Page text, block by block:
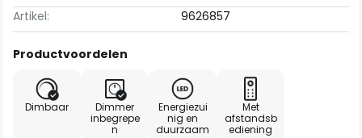
Artikel:
9626857
Productvoordelen
Dimbaar
Dimmer
inbegrepe
n
Energiezui
nig en
duurzaam
Met
afstandsb
ediening